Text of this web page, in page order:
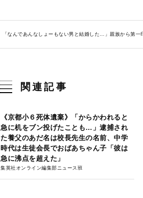
「なんであんなしょーもない男と結婚した…」親族から第
関連記事
《京都小６死体遺棄》「からかわれると
急に机をブン投げたことも…」逮捕され
た養父のあだ名は校長先生の名前、中学
時代は生徒会長でおばあちゃん子「彼は
急に沸点を超えた」
集英社オンライン編集部ニュース班